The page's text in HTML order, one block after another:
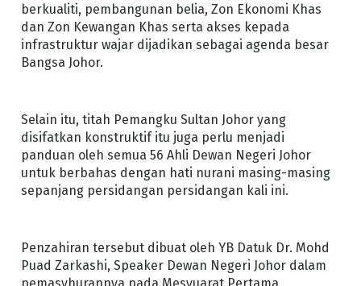
berkualiti, pembangunan belia, Zon Ekonomi Khas
dan Zon Kewangan Khas serta akses kepada
infrastruktur wajar dijadikan sebagai agenda besar
Bangsa Johor.
Selain itu, titah Pemangku Sultan Johor yang
disifatkan konstruktif itu juga perlu menjadi
panduan oleh semua 56 Ahli Dewan Negeri Johor
untuk berbahas dengan hati nurani masing-masing
sepanjang persidangan persidangan kali ini.
Penzahiran tersebut dibuat oleh YB Datuk Dr. Mohd
Puad Zarkashi, Speaker Dewan Negeri Johor dalam